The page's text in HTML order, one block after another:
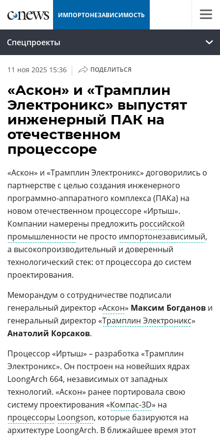
ИМПОРТОНЕЗАВИСИМОСТЬ
Спецпроекты
11 ноя 2025 15:36 | ПОДЕЛИТЬСЯ
«Аскон» и «Трамплин
Электроникс» выпустят
инженерный ПАК на
отечественном
процессоре
«Аскон» и «Трамплин Электроникс» договорились о
партнерстве с целью создания инженерного
программно-аппаратного комплекса (ПАКа) на
новом отечественном процессоре «Иртыш».
Компании намерены предложить российской
промышленности не просто импортонезависимый,
а высокопроизводительный и доверенный
технологический стек: от процессора до систем
проектирования.
Меморандум о сотрудничестве подписали
генеральный директор «Аскон» Максим Богданов и
генеральный директор «Трамплин Электроникс»
Анатолий Корсаков.
Процессор «Иртыш» – разработка «Трамплин
Электроникс». Он построен на новейших ядрах
LoongArch 664, независимых от западных
технологий. «Аскон» ранее портировала свою
систему проектирования «Компас-3D» на
процессоры Loongson, которые базируются на
архитектуре LoongArch. В ближайшее время этот